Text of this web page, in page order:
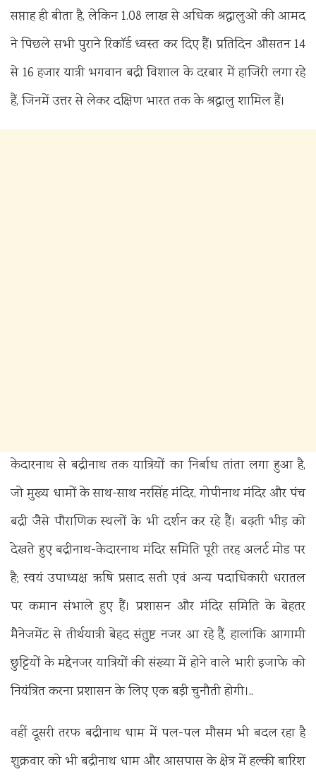
सप्ताह ही बीता है, लेकिन 1.08 लाख से अधिक श्रद्धालुओं की आमद
ने पिछले सभी पुराने रिकॉर्ड ध्वस्त कर दिए हैं। प्रतिदिन औसतन 14
से 16 हजार यात्री भगवान बद्री विशाल के दरबार में हाजिरी लगा रहे
हैं, जिनमें उत्तर से लेकर दक्षिण भारत तक के श्रद्धालु शामिल हैं।
केदारनाथ से बद्रीनाथ तक यात्रियों का निर्बाध तांता लगा हुआ है,
जो मुख्य धामों के साथ-साथ नरसिंह मंदिर, गोपीनाथ मंदिर और पंच
बद्री जैसे पौराणिक स्थलों के भी दर्शन कर रहे हैं। बढ़ती भीड़ को
देखते हुए बद्रीनाथ-केदारनाथ मंदिर समिति पूरी तरह अलर्ट मोड पर
है; स्वयं उपाध्यक्ष ऋषि प्रसाद सती एवं अन्य पदाधिकारी धरातल
पर कमान संभाले हुए हैं। प्रशासन और मंदिर समिति के बेहतर
मैनेजमेंट से तीर्थयात्री बेहद संतुष्ट नजर आ रहे हैं, हालांकि आगामी
छुट्टियों के मद्देनजर यात्रियों की संख्या में होने वाले भारी इजाफे को
नियंत्रित करना प्रशासन के लिए एक बड़ी चुनौती होगी।..
वहीं दूसरी तरफ बद्रीनाथ धाम में पल-पल मौसम भी बदल रहा है
शुक्रवार को भी बद्रीनाथ धाम और आसपास के क्षेत्र में हल्की बारिश